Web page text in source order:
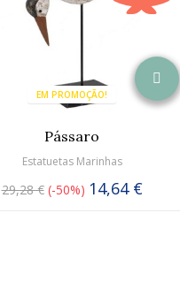
EM PROMOÇÃO!
Pássaro
Estatuetas Marinhas
29,28 € -50% 14,64 €